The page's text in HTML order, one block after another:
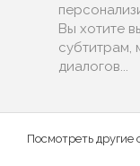
Вы хотите
субтитрам,
диалогов...
Посмотреть другие